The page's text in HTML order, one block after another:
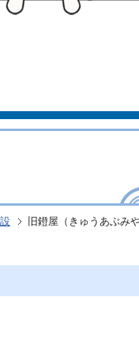
旧鐙屋（きゅうあぶみや